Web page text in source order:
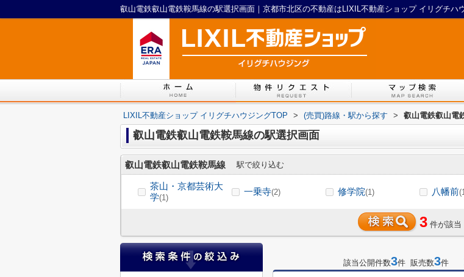
LIXIL不動産ショップ イリグチハウジングTOP > (売買)路線・駅から探す > 叡山電鉄叡山電
叡山電鉄叡山電鉄鞍馬線の駅選択画面
叡山電鉄叡山電鉄鞍馬線 駅で絞り込む
茶山・京都芸術大
学(1)
一乗寺(2) 修学院(1) 八幡前
3 件が該当
該当公開件数3件 販売数3件